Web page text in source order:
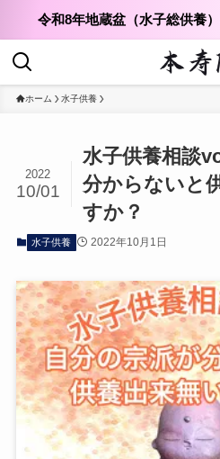
令和8年地蔵盆（水子総供養
ホーム 水子供養
水子供養相談
分からないと
すか？
2022
10/01
水子供養 2022年10月1日